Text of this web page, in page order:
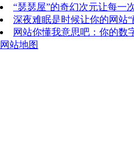
“瑟瑟屋”的奇幻次元让每一
深夜难眠是时候让你的网站
网站你懂我意思吧：你的数
网站地图